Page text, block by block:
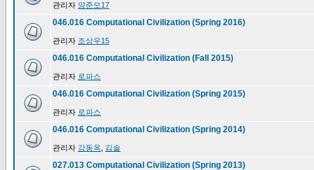
관리자 양준모17
046.016 Computational Civilization (Spring 2016)
관리자 조상우15
046.016 Computational Civilization (Fall 2015)
관리자 로파스
046.016 Computational Civilization (Spring 2015)
관리자 로파스
046.016 Computational Civilization (Spring 2014)
관리자 강동옥 김솔
027.013 Computational Civilization (Spring 2013)